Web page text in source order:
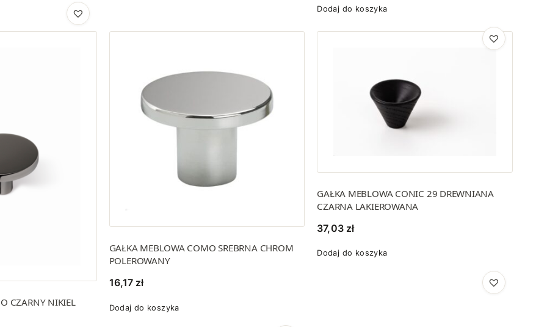
Dodaj do koszyka
CZARNY NIKIEL
GAŁKA MEBLOWA COMO SREBRNA CHROM
POLEROWANY
16,17 zł
Dodaj do koszyka
GAŁKA MEBLOWA CONIC 29 DREWNIANA
CZARNA LAKIEROWANA
37,03 zł
Dodaj do koszyka